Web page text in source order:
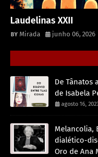
Laudelinas XXII
Mirada junho 06, 2026
De Tânatos
de Isabela
agosto 16,
Melancolia,
dialético-
Oro de Ana